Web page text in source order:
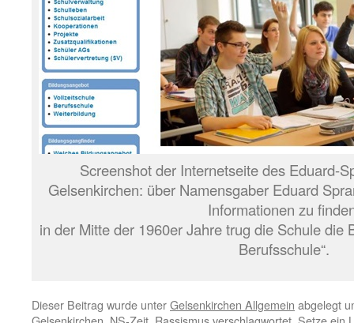
Screenshot der Internetseite des Eduard-
Gelsenkirchen: über Namensgaber Eduard
Informationen zu
in der Mitte der 1960er Jahre trug die Schule die
Berufsschule“.
Dieser Beitrag wurde unterGelsenkirchen Allgemein abgelegt